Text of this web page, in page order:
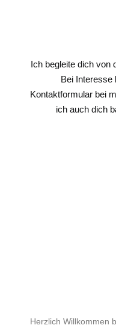
Ich begleite dich von
Bei Interesse
Kontaktformular bei
ich auch dich
Herzlich Willkommen